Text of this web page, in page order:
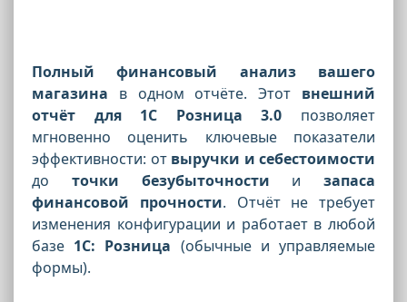
Полный финансовый анализ вашего
магазина в одном отчёте. Этот внешний
отчёт для 1С Розница 3.0 позволяет
мгновенно оценить ключевые показатели
эффективности: от выручки и себестоимости
до точки безубыточности и запаса
финансовой прочности. Отчёт не требует
изменения конфигурации и работает в любой
базе 1С: Розница (обычные и управляемые
формы).